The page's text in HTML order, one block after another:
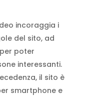
incoraggia i
del sito, ad
poter
interessanti.
il sito è
smartphone e